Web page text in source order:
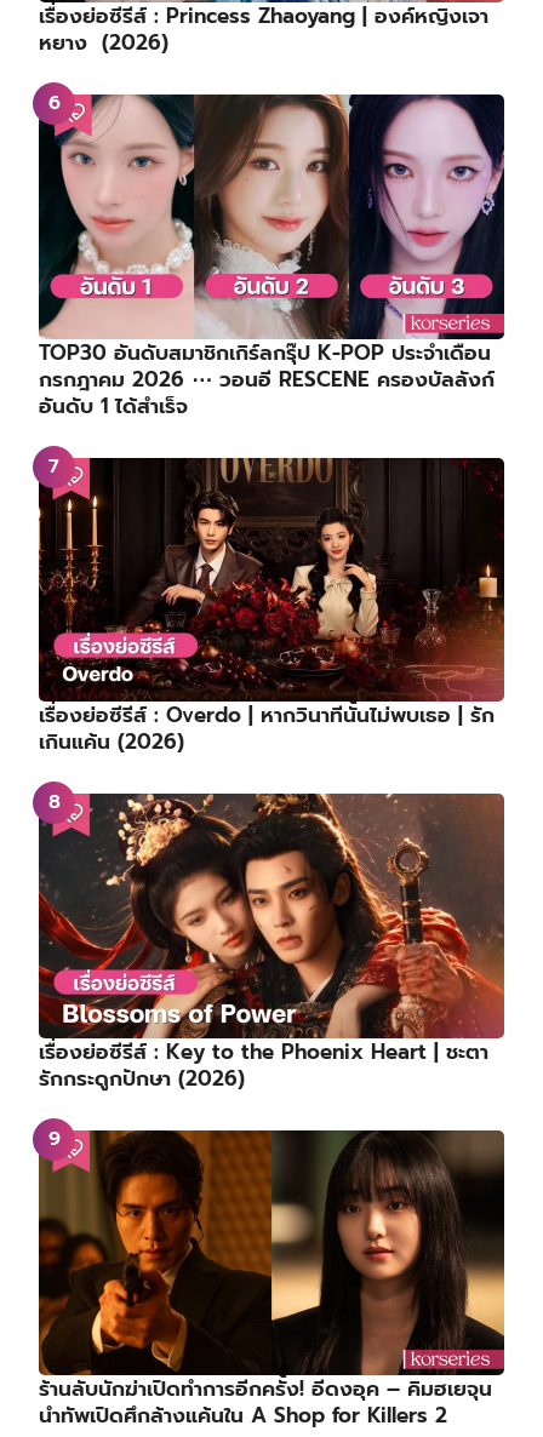
เรื่องย่อซีรีส์ : Princess Zhaoyang | องค์หญิงเจา
หยาง (2026)
TOP30 อันดับสมาชิกเกิร์ลกรุ๊ป K-POP ประจำเดือน
กรกฎาคม 2026 ⋯ วอนอี RESCENE ครองบัลลังก์
อันดับ 1 ได้สำเร็จ
เรื่องย่อซีรีส์ : Overdo | หากวินาทีนั้นไม่พบเธอ | รัก
เกินแค้น (2026)
เรื่องย่อซีรีส์ : Key to the Phoenix Heart | ชะตา
รักกระดูกปักษา (2026)
ร้านลับนักฆ่าเปิดทำการอีกครั้ง! อีดงอุค – คิมฮเยจุน
นำทัพเปิดศึกล้างแค้นใน A Shop for Killers 2